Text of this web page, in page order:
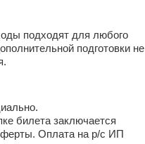
билета заключается
Оплата на р/с ИП
подходят для любого
подготовки не